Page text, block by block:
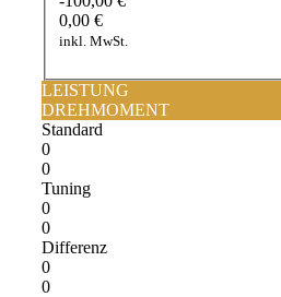
0,00 €
inkl. MwSt.
LEISTUNG
DREHMOMENT
Standard
0
0
Tuning
0
0
Differenz
0
0